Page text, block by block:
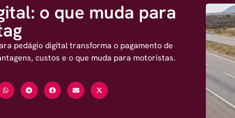
o que muda para
pedágio digital transforma o pagamento de
custos e o que muda para motoristas.